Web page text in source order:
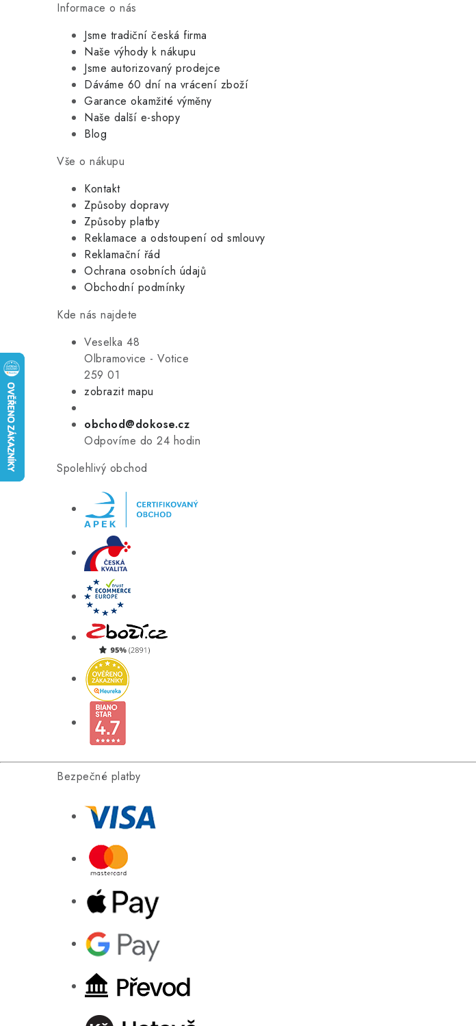
Informace o nás
Jsme tradiční česká firma
Naše výhody k nákupu
Jsme autorizovaný prodejce
Dáváme 60 dní na vrácení zboží
Garance okamžité výměny
Naše další e-shopy
Blog
Vše o nákupu
Kontakt
Způsoby dopravy
Způsoby platby
Reklamace a odstoupení od smlouvy
Reklamační řád
Ochrana osobních údajů
Obchodní podmínky
Kde nás najdete
Veselka 48
Olbramovice - Votice
259 01
zobrazit mapu
obchod@dokose.cz
Odpovíme do 24 hodin
Spolehlivý obchod
Bezpečné platby